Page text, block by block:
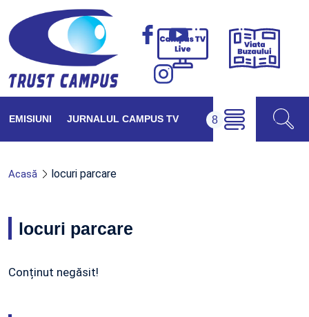
Campus
Viața
EMISIUNI JURNALUL CAMPUS TV
Acasă locuri parcare
locuri parcare
Conținut negăsit!